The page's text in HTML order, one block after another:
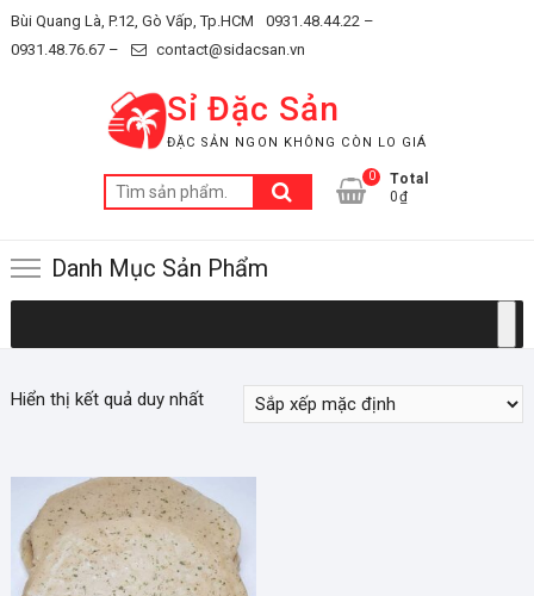
Skip
to
Bùi Quang Là, P.12, Gò Vấp, Tp.HCM
0931.48.44.22 –
0931.48.76.67 –
contact@sidacsan.vn
Sỉ Đặc Sản
ĐẶC SẢN NGON KHÔNG CÒN LO GIÁ
Tìm
kiếm:
0
Total
0₫
Danh Mục Sản Phẩm
Hiển thị kết quả duy nhất